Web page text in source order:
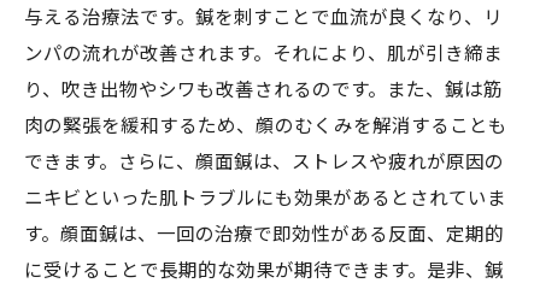
与える治療法です。鍼を刺すことで血流が良くなり、リ
ンパの流れが改善されます。それにより、肌が引き締ま
り、吹き出物やシワも改善されるのです。また、鍼は筋
肉の緊張を緩和するため、顔のむくみを解消することも
できます。さらに、顔面鍼は、ストレスや疲れが原因の
ニキビといった肌トラブルにも効果があるとされていま
す。顔面鍼は、一回の治療で即効性がある反面、定期的
に受けることで長期的な効果が期待できます。是非、鍼